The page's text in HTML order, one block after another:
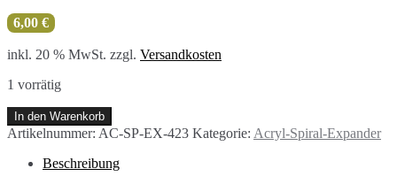
6,00 €
inkl. 20 % MwSt. zzgl. Versandkosten
1 vorrätig
Acryl-
Spiral-
hellblau
In den Warenkorb
Artikelnummer: AC-SP-EX-423 Kategorie: Acryl-Spiral-Expander
Beschreibung